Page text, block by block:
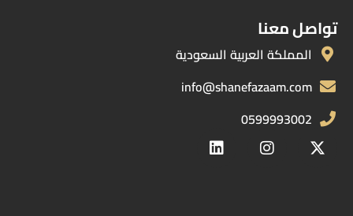
تواصل معنا
المملكة العربية السعودية
info@shanefazaam.com
0599993002